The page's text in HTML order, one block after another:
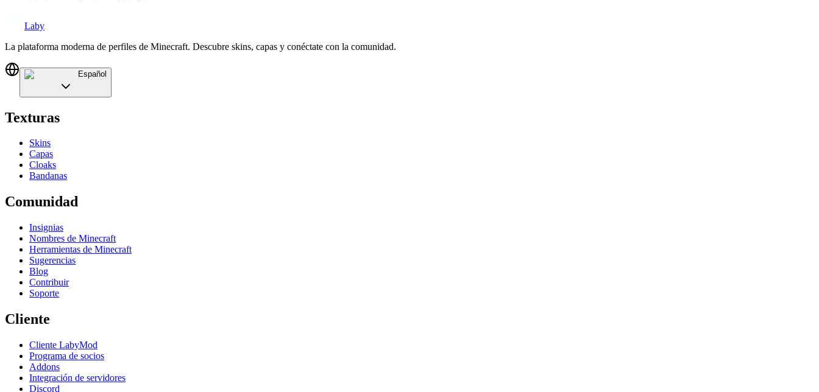
Laby
La plataforma moderna de perfiles de Minecraft. Descubre skins, capas y conéctate con la comunidad.
Español
Texturas
Skins
Capas
Cloaks
Bandanas
Comunidad
Insignias
Nombres de Minecraft
Herramientas de Minecraft
Sugerencias
Blog
Contribuir
Soporte
Cliente
Cliente LabyMod
Programa de socios
Addons
Integración de servidores
Discord